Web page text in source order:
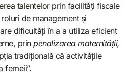
talentelor prin facilități fiscale
de management și
dificultăți în a a utiliza eficient
prin penalizarea maternității,
tradițională că activitățile
femeii”.